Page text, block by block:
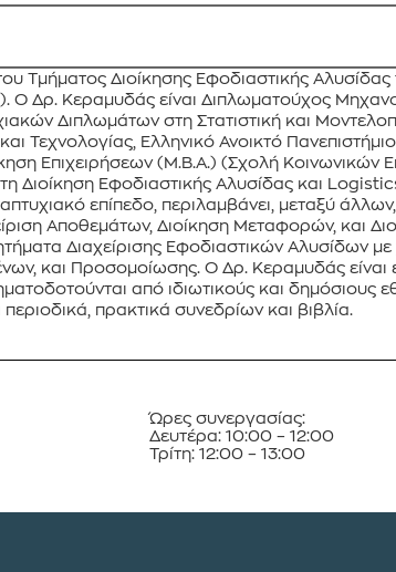
Διοίκησης Εφοδιαστικής Αλυσίδας
Ο Δρ. Κεραμυδάς είναι Διπλωματούχος
Διπλωμάτων στη Στατιστική και
Τεχνολογίας, Ελληνικό Ανοικτό
Επιχειρήσεων (M.B.A.) (Σχολή Κοινωνικών
Διοίκηση Εφοδιαστικής Αλυσίδας και
επίπεδο, περιλαμβάνει, μεταξύ
Αποθεμάτων, Διοίκηση Μεταφορών, και
Διαχείρισης Εφοδιαστικών Αλυσίδων
και Προσομοίωσης. Ο Δρ. Κεραμυδάς είναι
από ιδιωτικούς και δημόσιους
πρακτικά συνεδρίων και βιβλία.
Ώρες συνεργασίας:
Δευτέρα: 10:00 – 12:00
Τρίτη: 12:00 – 13:00